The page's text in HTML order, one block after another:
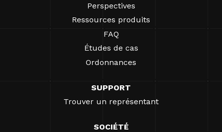
Perspectives
Ressources produits
FAQ
Études de cas
Ordonnances
SUPPORT
Trouver un représentant
SOCIÉTÉ